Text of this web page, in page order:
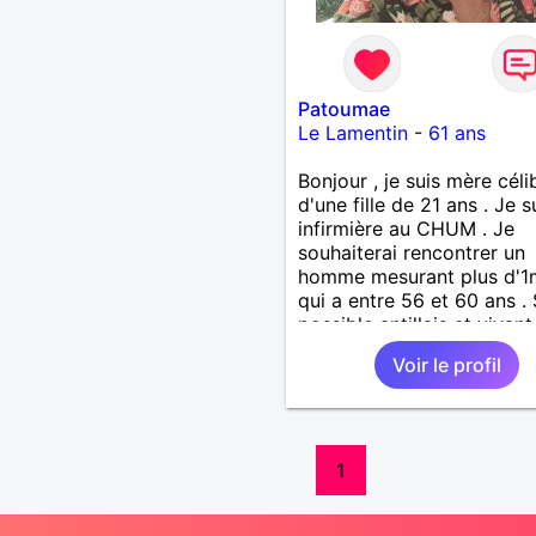
Patoumae
Le Lamentin- 61 ans
Bonjour , je suis mère
d'une fille de 21 ans . Je
infirmière au CHUM . Je
souhaiterai rencontrer un
homme mesurant plus
qui a entre 56 et 60 ans .
possible antillais et vivant
Madinina . J'aime bien les
balades et prendre un bain
mer de temps en temps .
activités que je préfère et
les petits voyages .
Voir le profil
1